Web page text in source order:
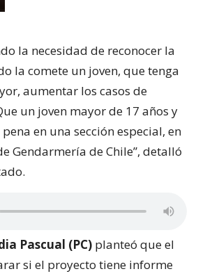
la necesidad de reconocer la
la comete un joven, que tenga
aumentar los casos de
un joven mayor de 17 años y
en una sección especial, en
Gendarmería de Chile”, detalló
Pascual (PC) planteó que el
si el proyecto tiene informe